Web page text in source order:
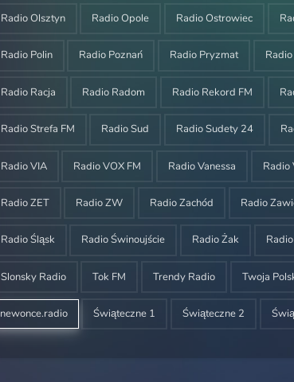
Radio Olsztyn Radio Opole Radio Ostrowiec
Radio Polin Radio Poznań Radio Pryzmat Radio
Radio Racja Radio Radom Radio Rekord FM
Radio Strefa FM Radio Sud Radio Sudety 24
Radio VIA Radio VOX FM Radio Vanessa Radio
Radio ZET Radio ZW Radio Zachód Radio
Radio Śląsk Radio Świnoujście Radio Żak
Slonsky Radio Tok FM Trendy Radio Twoja
newonce.radio Świąteczne 1 Świąteczne 2